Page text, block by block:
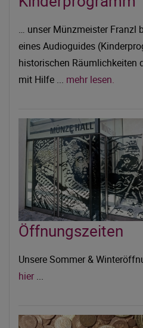
… unser Münzmeister Franzl
eines Audioguides
historischen Räumlichkeiten
mit Hilfe ... mehr lesen.
Öffnungszeiten
Unsere Sommer &
hier ...